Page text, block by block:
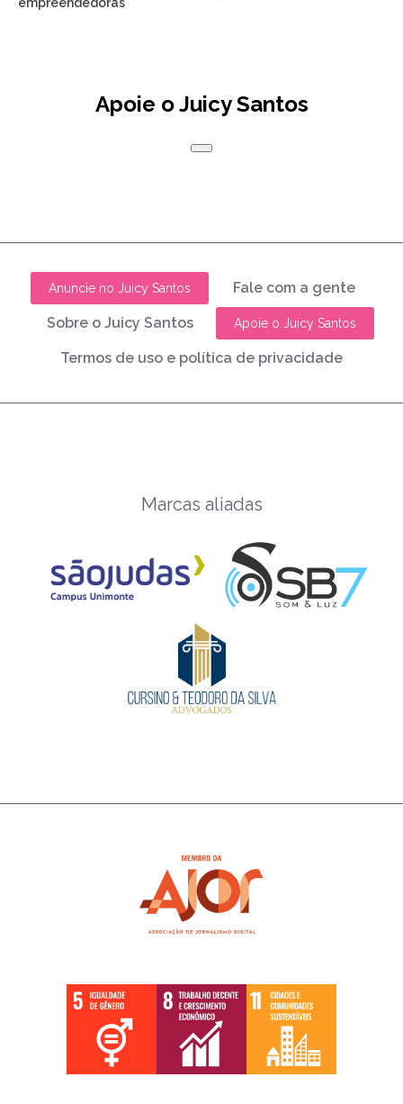
Apoie o Juicy Santos
Anuncie no Juicy Santos Fale com a gente
Sobre o Juicy Santos Apoie o Juicy Santos
Termos de uso e política de privacidade
Marcas aliadas